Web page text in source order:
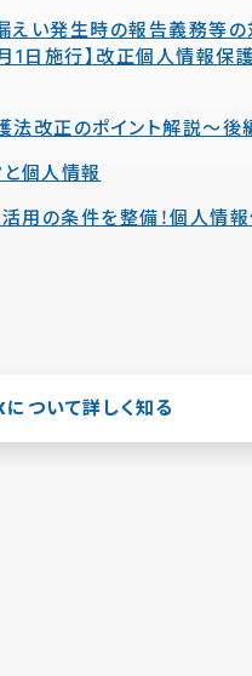
えい発生時の報告義務等の
1日施行】改正個人情報保
法改正のポイント解説～後
個人情報
用の条件を整備！個人情
ついて詳しく知る